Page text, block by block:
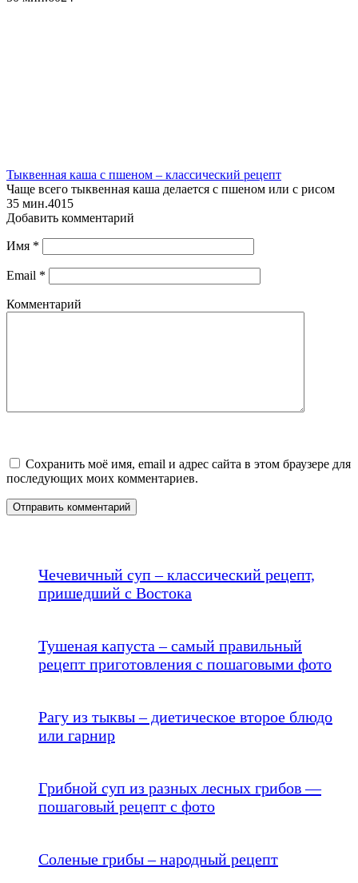
Тыквенная каша с пшеном – классический рецепт
Чаще всего тыквенная каша делается с пшеном или с рисом
35 мин.4015
Добавить комментарий
Имя *
Email *
Комментарий
Сохранить моё имя, email и адрес сайта в этом браузере для
последующих моих комментариев.
Чечевичный суп – классический рецепт,
пришедший с Востока
Тушеная капуста – самый правильный
рецепт приготовления с пошаговыми фото
Рагу из тыквы – диетическое второе блюдо
или гарнир
Грибной суп из разных лесных грибов —
пошаговый рецепт с фото
Соленые грибы – народный рецепт